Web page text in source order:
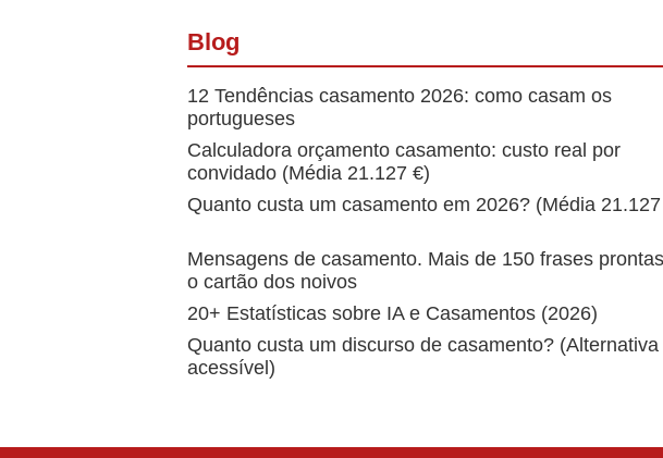
Blog
12 Tendências casamento 2026: como casam os
portugueses
Calculadora orçamento casamento: custo real por
convidado (Média 21.127 €)
Quanto custa um casamento em 2026? (Média
Mensagens de casamento. Mais de 150 frases
o cartão dos noivos
20+ Estatísticas sobre IA e Casamentos (2026)
Quanto custa um discurso de casamento? (Alternativa
acessível)